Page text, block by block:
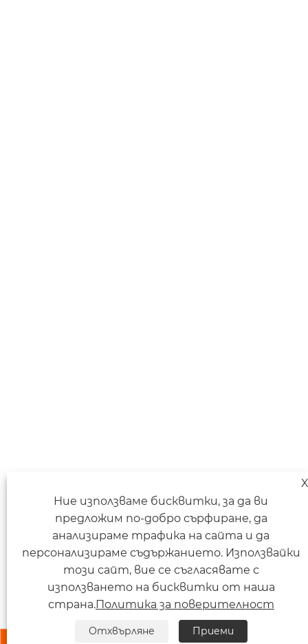
X
Ние използваме бисквитки, за да ви
предложим по-добро сърфиране, да
анализираме трафика на сайта и да
персонализираме съдържанието. Използвайки
този сайт, вие се съгласявате с
използването на бисквитки от наша
страна.Политика за поверителност
Отхвърляне Приеми